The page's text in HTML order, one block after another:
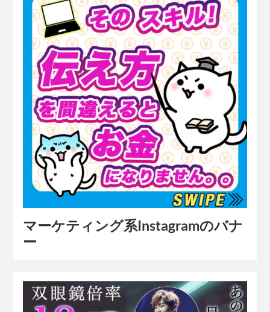
マーケティング系Instagramのバナ
ー